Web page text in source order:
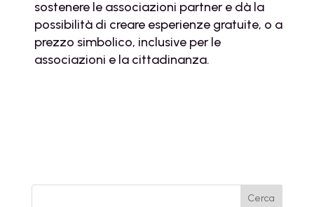
sostenere le associazioni partner e dà la
possibilità di creare esperienze gratuite, o a
prezzo simbolico, inclusive per le
associazioni e la cittadinanza.
Cerca